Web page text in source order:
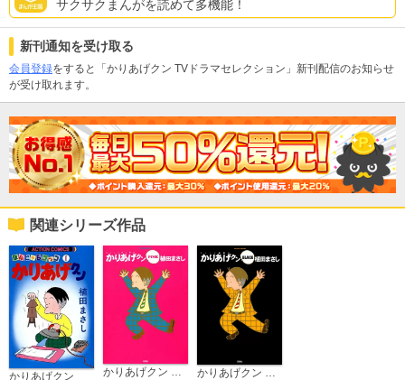
サクサクまんがを読めて多機能！
新刊通知を受け取る
会員登録をすると「かりあげクン TVドラマセレクション」新刊配信のお知らせ
が受け取れます。
関連シリーズ作品
かりあげクン かりあげクン BLACK